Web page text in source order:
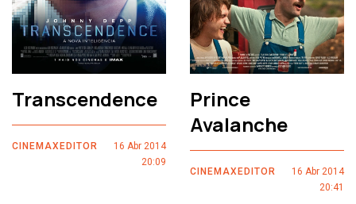
Transcendence
CINEMAXEDITOR
16 Abr 2014
20:09
Prince
Avalanche
CINEMAXEDITOR
16 Abr 2014
20:41